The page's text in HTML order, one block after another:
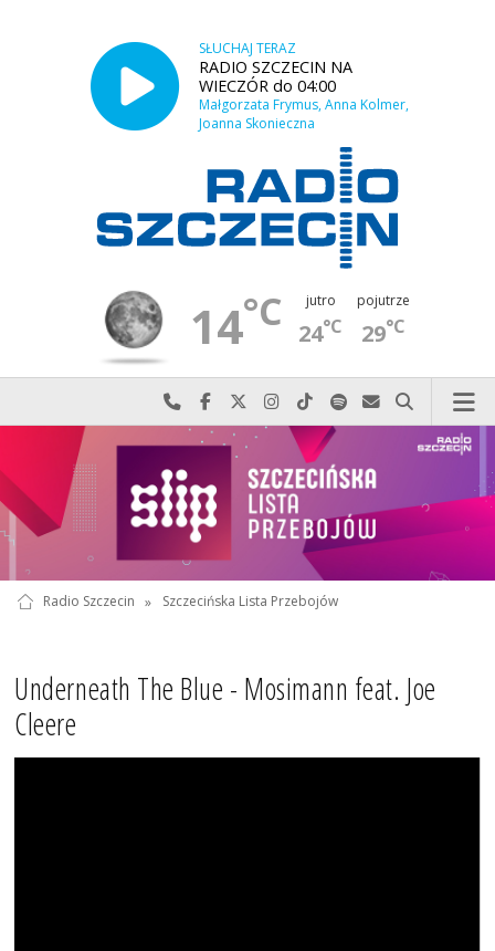
SŁUCHAJ TERAZ
RADIO SZCZECIN NA
WIECZÓR do 04:00
Małgorzata Frymus, Anna Kolmer,
Joanna Skonieczna
14°C jutro
24°C
pojutrze
29°C
Najlepiej po prostu do nas zadzwoń
Odwiedź nas na Facebook-u
Odwiedź nas na X
Odwiedź nas na Instagram-ie
Odwiedź nas na TikTok-u
Szukaj nas na Spotify
Wyślij do nas
Szukaj
Radio Szczecin » Szczecińska Lista Przebojów
Underneath The Blue - Mosimann feat. Joe
Cleere